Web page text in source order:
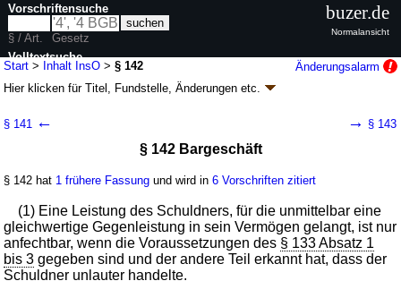
Start > Inhalt InsO >§ 142
Änderungsalarm
Hier klicken fürTitel, Fundstelle, Änderungen etc.
BGBl. 2024 I Nr. 236
Einzelgläubigeranfechtung
wird in 431 Vorschriften zitiert
Dritter Teil Wirkungen der Eröffnung des
Insolvenzverfahrens
Dritter Abschnitt Insolvenzanfechtung
§ 141 ← → § 143
§ 142 Bargeschäft
§ 142 hat 1 frühere Fassung und wird in6 Vorschriften zitiert
(1) Eine Leistung des Schuldners, für die unmittelbar eine
gleichwertige Gegenleistung in sein Vermögen gelangt, ist nur
anfechtbar, wenn die Voraussetzungen des § 133 Absatz 1
bis 3 gegeben sind und der andere Teil erkannt hat, dass der
Schuldner unlauter handelte.
Vorschriftensuche
§ / Art.
Gesetz
Volltextsuche
nur in InsO
buzer.de
Normalansicht